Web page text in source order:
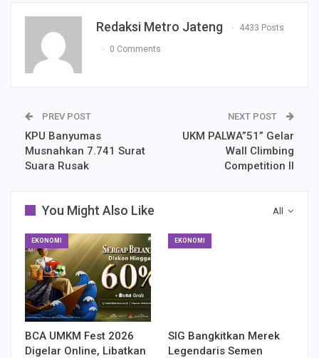
Redaksi Metro Jateng 4433 Posts
0 Comments
PREV POST
KPU Banyumas
Musnahkan 7.741 Surat
Suara Rusak
NEXT POST
UKM PALWA”51” Gelar
Wall Climbing
Competition II
All
You Might Also Like
EKONOMI
BCA UMKM Fest 2026
Digelar Online, Libatkan
EKONOMI
SIG Bangkitkan Merek
Legendaris Semen